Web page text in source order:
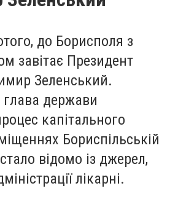
до Борисполя з
завітає Президент
Зеленський.
глава держави
капітального
Бориспільській
відомо із джерел,
лікарні.